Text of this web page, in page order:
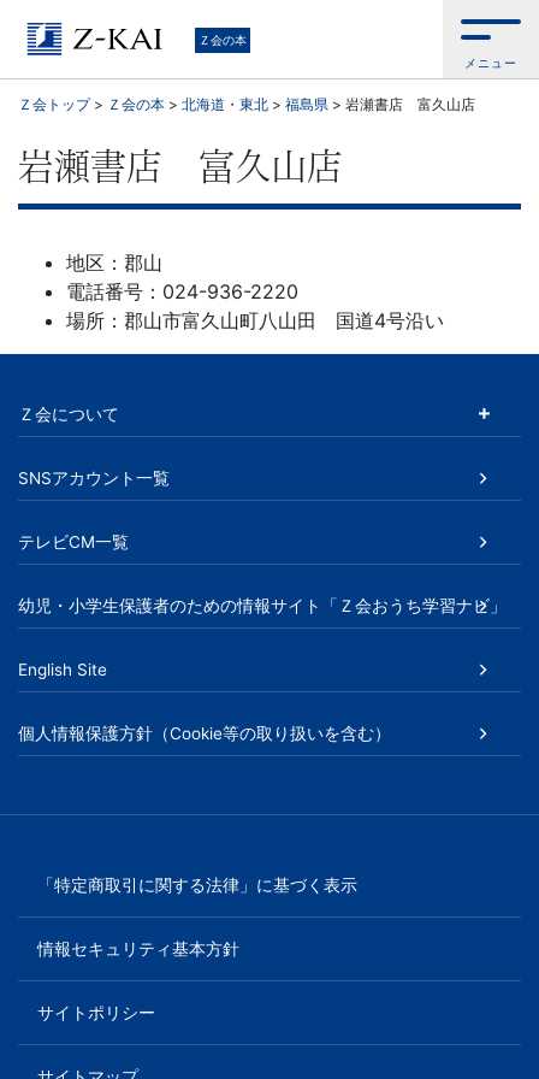
学
習
参
考
語
学
書、
幼
児・
小
け
籍、
Ｚ会の本
メニュー
Ｚ会トップ> Ｚ会の本 > 北海道・東北 > 福島県 > 岩瀬書店 富久山店
岩瀬書店 富久山店
地区：郡山
電話番号：024-936-2220
場所：郡山市富久山町八山田 国道4号沿い
Ｚ会について
SNSアカウント一覧
テレビCM一覧
幼児・小学生保護者のための情報サイト「Ｚ会おうち学習ナビ」
English Site
個人情報保護方針（Cookie等の取り扱いを含む）
「特定商取引に関する法律」に基づく表示
情報セキュリティ基本方針
サイトポリシー